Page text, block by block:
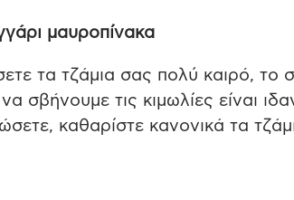
μαυροπίνακα
τα τζάμια σας πολύ καιρό, το
σβήνουμε τις κιμωλίες είναι
καθαρίστε κανονικά τα